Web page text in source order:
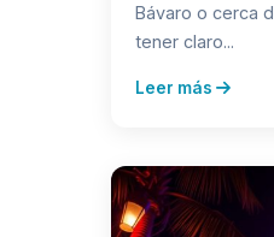
Bávaro o cerca
tener claro...
Leer más